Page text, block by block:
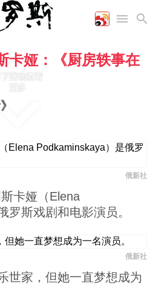
卡娅：《厨房轶事在
下滚动查看
更多
俄新社
卡娅（Elena
罗斯戏剧和电影演员。
俄新社
世家，但她一直梦想成为